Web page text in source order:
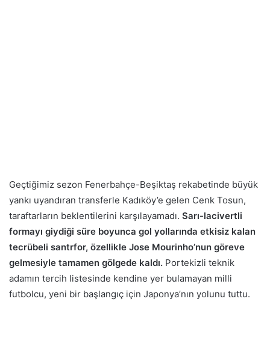
Geçtiğimiz sezon Fenerbahçe-Beşiktaş rekabetinde büyük
yankı uyandıran transferle Kadıköy’e gelen Cenk Tosun,
taraftarların beklentilerini karşılayamadı. Sarı-lacivertli
formayı giydiği süre boyunca gol yollarında etkisiz kalan
tecrübeli santrfor, özellikle Jose Mourinho’nun göreve
gelmesiyle tamamen gölgede kaldı. Portekizli teknik
adamın tercih listesinde kendine yer bulamayan milli
futbolcu, yeni bir başlangıç için Japonya’nın yolunu tuttu.